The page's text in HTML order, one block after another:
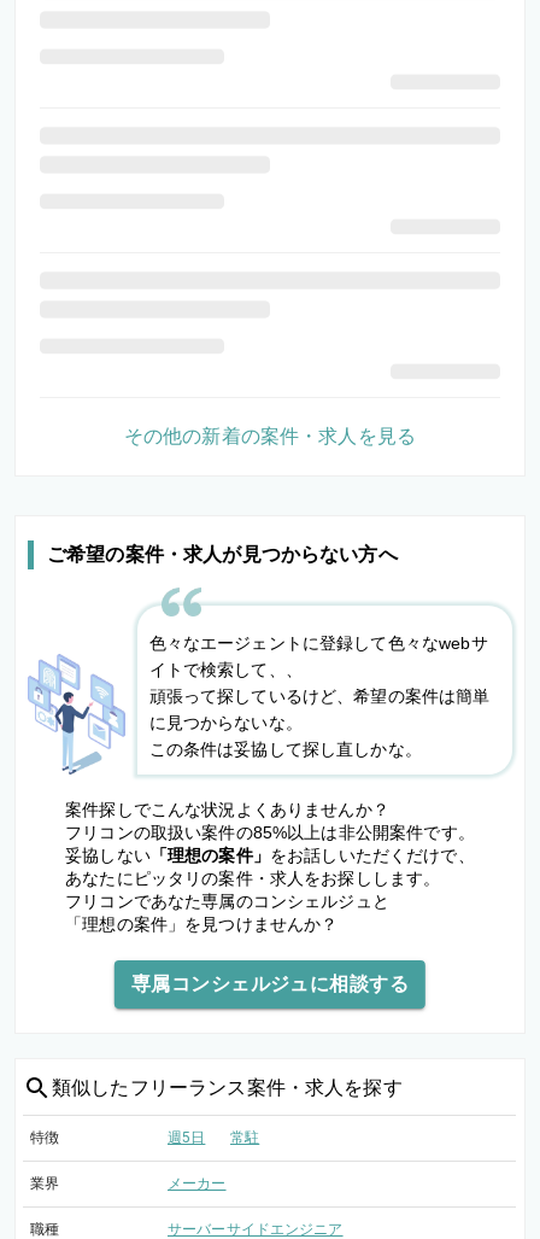
ご希望の案件・求人が見つからない方へ
色々なエージェントに登録して色々なwebサ
イトで検索して、、
頑張って探しているけど、希望の案件は簡単
に見つからないな。
この条件は妥協して探し直しかな。
案件探しでこんな状況よくありませんか？
フリコンの取扱い案件の85%以上は非公開案件です。
妥協しない「理想の案件」 をお話しいただくだけで、
あなたにピッタリの案件・求人をお探しします。
フリコンであなた専属のコンシェルジュと
「理想の案件」を見つけませんか？
専属コンシェルジュに相談する
類似した フリーランス案件・求人を探す
特徴 週5日 常駐
業界 メーカー
職種 サーバーサイドエンジニア
その他の新着の案件・求人を見る